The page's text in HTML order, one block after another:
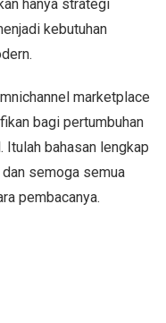
hanya strategi
kebutuhan
marketplace
bagi pertumbuhan
bahasan lengkap
semoga semua
pembacanya.